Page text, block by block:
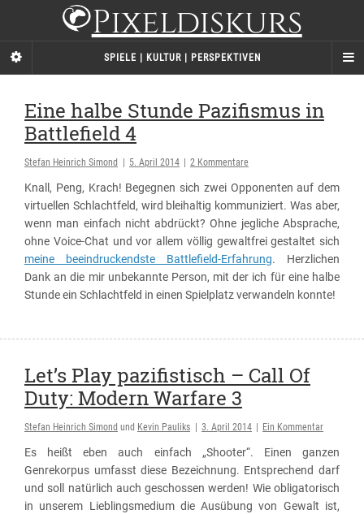
Pixeldiskurs
SPIELE | KULTUR | PERSPEKTIVEN
Eine halbe Stunde Pazifismus in
Battlefield 4
Stefan Heinrich Simond 5. April 2014 2 Kommentare
Knall, Peng, Krach! Begegnen sich zwei Opponenten auf dem
virtuellen Schlachtfeld, wird bleihaltig kommuniziert. Was aber,
wenn man einfach nicht abdrückt? Ohne jegliche Absprache,
ohne Voice-Chat und vor allem völlig gewaltfrei gestaltet sich
meine beeindruckendste Battlefield-Erfahrung. Herzlichen
Dank an die mir unbekannte Person, mit der ich für eine halbe
Stunde ein Schlachtfeld in einen Spielplatz verwandeln konnte!
Let’s Play pazifistisch – Call Of
Duty: Modern Warfare 3
Stefan Heinrich Simond und Kevin Pauliks 3. April 2014 Ein Kommentar
Es heißt eben auch einfach „Shooter“. Einen ganzen
Genrekorpus umfasst diese Bezeichnung. Entsprechend darf
und soll natürlich auch geschossen werden! Wie obligatorisch
in unserem Lieblingsmedium die Ausübung von Gewalt ist,